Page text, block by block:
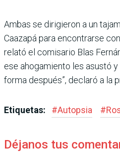
Ambas se dirigieron a un
Caazapá para encontrarse
relató el comisa­rio Blas
ese ahogamiento les asustó
forma después”, declaró a la
Etiquetas: #Autopsia #
Déjanos tus